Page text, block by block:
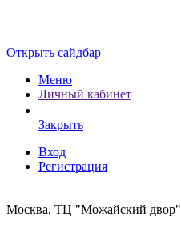
Открыть сайдбар
Меню
Личный кабинет
Закрыть
Вход
Регистрация
Москва, ТЦ "Можайский двор"